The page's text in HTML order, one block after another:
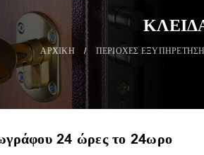
ΑΡΧΙΚΗ / ΠΕΡΙΟΧΕΣ
24 ώρες το 24ωρο